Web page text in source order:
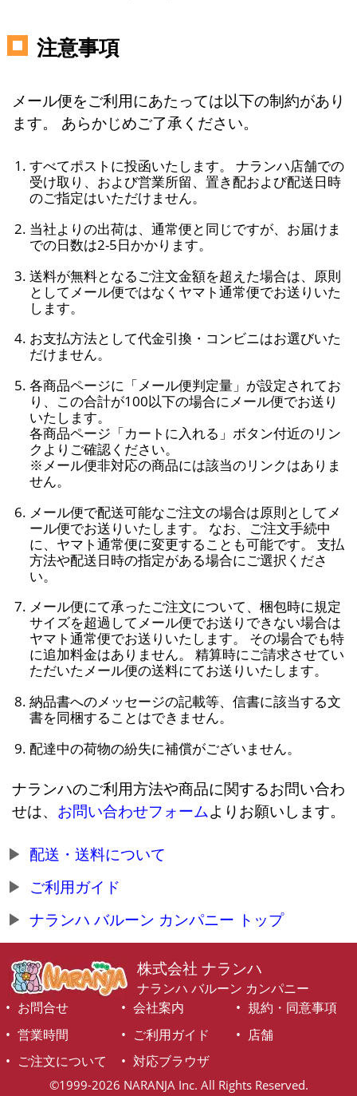
注意事項
メール便をご利用にあたっては以下の制約があり
ます。 あらかじめご了承ください。
すべてポストに投函いたします。 ナランハ店舗での
受け取り、および営業所留、置き配および配送日時
のご指定はいただけません。
当社よりの出荷は、通常便と同じですが、お届けま
での日数は2-5日かかります。
送料が無料となるご注文金額を超えた場合は、原則
としてメール便ではなくヤマト通常便でお送りいた
します。
お支払方法として代金引換・コンビニはお選びいた
だけません。
各商品ページに「メール便判定量」が設定されてお
り、この合計が100以下の場合にメール便でお送り
いたします。
各商品ページ「カートに入れる」ボタン付近のリン
クよりご確認ください。
※メール便非対応の商品には該当のリンクはありま
せん。
メール便で配送可能なご注文の場合は原則としてメ
ール便でお送りいたします。 なお、ご注文手続中
に、ヤマト通常便に変更することも可能です。 支払
方法や配送日時の指定がある場合にご選択くださ
い。
メール便にて承ったご注文について、梱包時に規定
サイズを超過してメール便でお送りできない場合は
ヤマト通常便でお送りいたします。 その場合でも特
に追加料金はありません。 精算時にご請求させてい
ただいたメール便の送料にてお送りいたします。
納品書へのメッセージの記載等、信書に該当する文
書を同梱することはできません。
配達中の荷物の紛失に補償がございません。
ナランハのご利用方法や商品に関するお問い合わ
せは、 お問い合わせフォームよりお願いします。
配送・送料について
ご利用ガイド
ナランハ バルーン カンパニー トップ
株式会社 ナランハ
ナランハ バルーン カンパニー
お問合せ
会社案内
規約・同意事項
営業時間
ご利用ガイド
店舗
ご注文について
対応ブラウザ
©1999-2026 NARANJA Inc. All Rights Reserved.